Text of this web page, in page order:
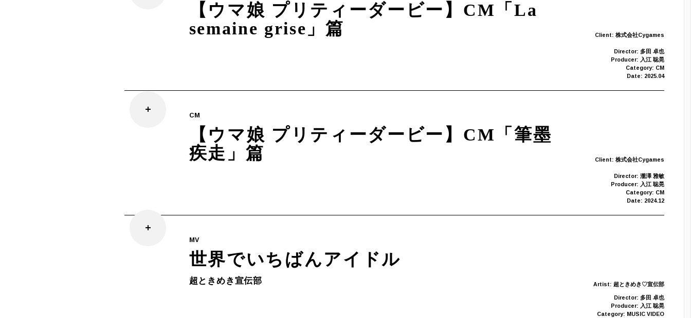
【ウマ娘 プリティーダービー】CM「La
semaine grise」篇
Client: 株式会社Cygames
Director: 多田 卓也
Producer: 入江 聡晃
Category: CM
Date: 2025.04
CM
【ウマ娘 プリティーダービー】CM「筆墨
疾走」篇
Client: 株式会社Cygames
Director: 瀧澤 雅敏
Producer: 入江 聡晃
Category: CM
Date: 2024.12
MV
世界でいちばんアイドル
超ときめき宣伝部 Artist: 超ときめき♡宣伝部
Director: 多田 卓也
Producer: 入江 聡晃
Category: MUSIC VIDEO